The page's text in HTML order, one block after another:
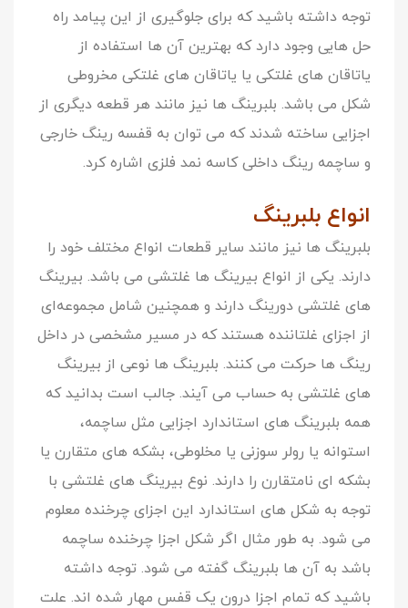
توجه داشته باشید که برای جلوگیری از این پیامد راه
حل هایی وجود دارد که بهترین آن ها استفاده از
یاتاقان های غلتکی یا یاتاقان های غلتکی مخروطی
شکل می باشد. بلبرینگ ها نیز مانند هر قطعه دیگری از
اجزایی ساخته شدند که می توان به قفسه رینگ خارجی
و ساچمه رینگ داخلی کاسه نمد فلزی اشاره کرد.
انواع بلبرینگ
بلبرینگ ها نیز مانند سایر قطعات انواع مختلف خود را
دارند. یکی از انواع بیرینگ ها غلتشی می باشد. بیرینگ
های غلتشی دورینگ دارند و همچنین شامل مجموعه‌ای
از اجزای غلتاننده هستند که در مسیر مشخصی در داخل
رینگ ها حرکت می کنند. بلبرینگ ها نوعی از بیرینگ
های غلتشی به حساب می آیند. جالب است بدانید که
همه بلبرینگ های استاندارد اجزایی مثل ساچمه،
استوانه یا رولر سوزنی یا مخلوطی، بشکه های متقارن یا
بشکه ای نامتقارن را دارند. نوع بیرینگ های غلتشی با
توجه به شکل های استاندارد این اجزای چرخنده معلوم
می شود. به طور مثال اگر شکل اجزا چرخنده ساچمه
باشد به آن ها بلبرینگ گفته می شود. توجه داشته
باشید که تمام اجزا درون یک قفس مهار شده اند. علت